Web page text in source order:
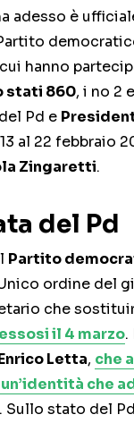
adesso è
hanno
stati 860, i no 2
Pd e
al 22 febbraio
Zingaretti.
del Pd
Partito
ordine del
che
il 4 marzo.
Letta, che
che
. Sullo stato del